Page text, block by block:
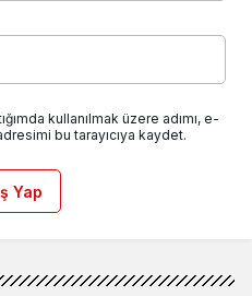
kullanılmak üzere adımı, e-
bu tarayıcıya kaydet.
Yap